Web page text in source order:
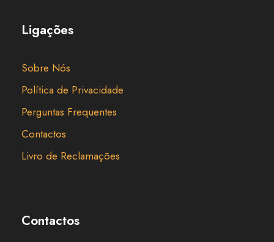
Ligações
Sobre Nós
Política de Privacidade
Perguntas Frequentes
Contactos
Livro de Reclamações
Contactos